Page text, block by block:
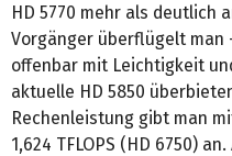
HD 5770 mehr als deutlich
Vorgänger überflügelt man
offenbar mit Leichtigkeit
aktuelle HD 5850
Rechenleistung gibt man
1,624 TFLOPS (HD 6750)